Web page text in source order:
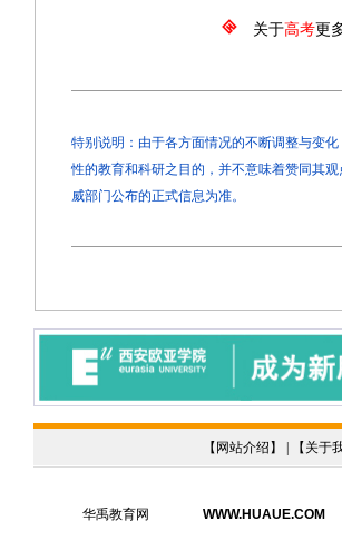
关于高考更
特别说明：由于各方面情况的不断调整与变
性的教育和科研之目的，并不意味着赞同其
威部门公布的正式信息为准。
【 网站介绍 】 | 【 关于
华禹教育网 WWW.HUAUE.COM